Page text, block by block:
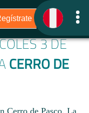
3 DE
CERRO DE